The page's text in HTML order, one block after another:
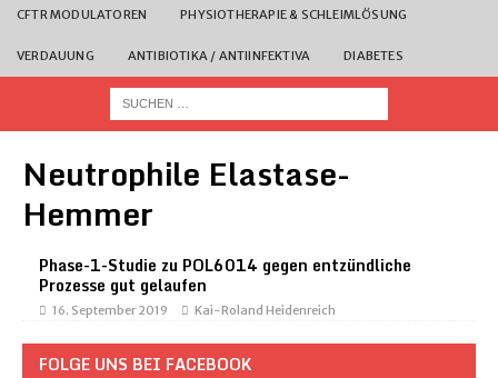
CFTR MODULATOREN PHYSIOTHERAPIE & SCHLEIMLÖSUNG
VERDAUUNG ANTIBIOTIKA / ANTIINFEKTIVA DIABETES
Neutrophile Elastase-
Hemmer
Phase-1-Studie zu POL6014 gegen entzündliche
Prozesse gut gelaufen
16. September 2019 Kai-Roland Heidenreich
FOLGE UNS BEI FACEBOOK